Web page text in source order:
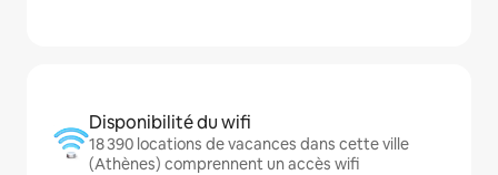
Disponibilité du wifi
18 390 locations de vacances dans cette ville
(Athènes) comprennent un accès wifi